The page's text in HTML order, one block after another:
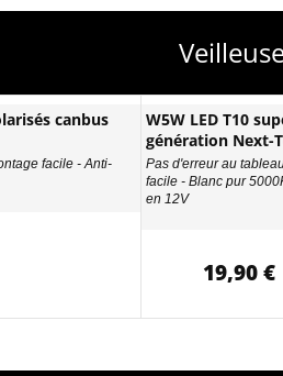
canbus
facile - Anti-
W5W LED T10
génération Next-
Pas d'erreur au
facile - Blanc pur
en 12V
19,90 €